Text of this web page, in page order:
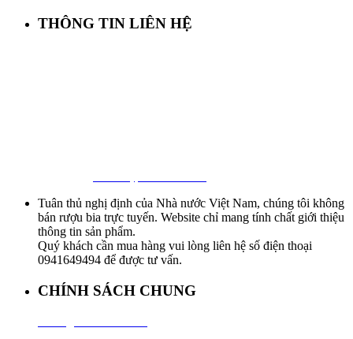
THÔNG TIN LIÊN HỆ
Tuân thủ nghị định của Nhà nước Việt Nam, chúng tôi không
bán rượu bia trực tuyến. Website chỉ mang tính chất giới thiệu
thông tin sản phẩm.
Quý khách cần mua hàng vui lòng liên hệ số điện thoại
0941649494 để được tư vấn.
CHÍNH SÁCH CHUNG